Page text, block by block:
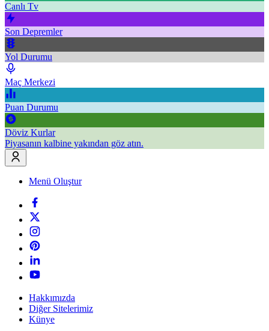
Canlı Tv
Son Depremler
Yol Durumu
Maç Merkezi
Puan Durumu
Döviz Kurlar
Piyasanın kalbine yakından göz atın.
Menü Oluştur
Hakkımızda
Diğer Sitelerimiz
Künye